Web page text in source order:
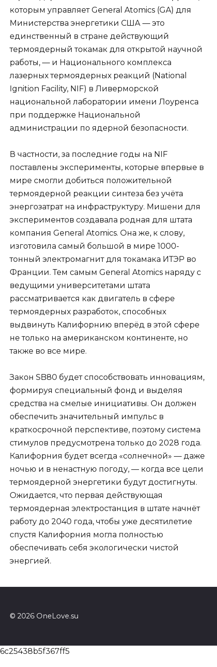
которым управляет General Atomics (GA) для
Министерства энергетики США — это
единственный в стране действующий
термоядерный токамак для открытой научной
работы, — и Национального комплекса
лазерных термоядерных реакций (National
Ignition Facility, NIF) в Ливерморской
национальной лаборатории имени Лоуренса
при поддержке Национальной
администрации по ядерной безопасности.
В частности, за последние годы на NIF
поставлены эксперименты, которые впервые в
мире смогли добиться положительной
термоядерной реакции синтеза без учёта
энергозатрат на инфраструктуру. Мишени для
экспериментов создавала родная для штата
компания General Atomics. Она же, к слову,
изготовила самый большой в мире 1000-
тонный электромагнит для токамака ИТЭР во
Франции. Тем самым General Atomics наряду с
ведущими университетами штата
рассматривается как двигатель в сфере
термоядерных разработок, способных
выдвинуть Калифорнию вперёд в этой сфере
не только на американском континенте, но
также во все мире.
Закон SB80 будет способствовать инновациям,
формируя специальный фонд и выделяя
средства на смелые инициативы. Он должен
обеспечить значительный импульс в
краткосрочной перспективе, поэтому система
стимулов предусмотрена только до 2028 года.
Калифорния будет всегда «солнечной» — даже
ночью и в ненастную погоду, — когда все цели
термоядерной энергетики будут достигнуты.
Ожидается, что первая действующая
термоядерная электростанция в штате начнёт
работу до 2040 года, чтобы уже десятилетие
спустя Калифорния могла полностью
обеспечивать себя экологически чистой
энергией.
© 2026 OneLove.su
6c25438b5f367ff5